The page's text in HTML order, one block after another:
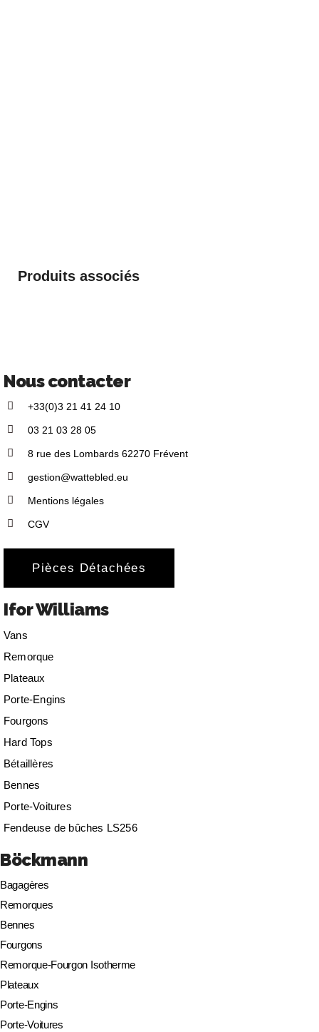
Produits associés
Nous contacter
+33(0)3 21 41 24 10
03 21 03 28 05
8 rue des Lombards 62270 Frévent
gestion@wattebled.eu
Mentions légales
CGV
Pièces Détachées
Ifor Williams
Vans
Remorque
Plateaux
Porte-Engins
Fourgons
Hard Tops
Bétaillères
Bennes
Porte-Voitures
Fendeuse de bûches LS256
Böckmann
Bagagères
Remorques
Bennes
Fourgons
Remorque-Fourgon Isotherme
Plateaux
Porte-Engins
Porte-Voitures